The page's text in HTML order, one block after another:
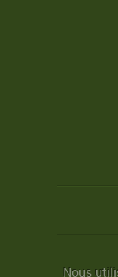
Nous